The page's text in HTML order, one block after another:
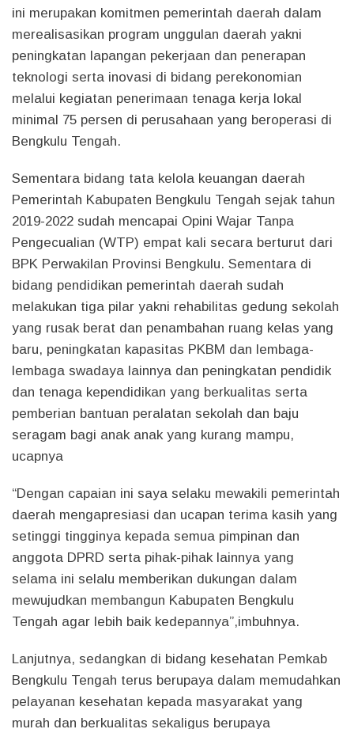
ini merupakan komitmen pemerintah daerah dalam
merealisasikan program unggulan daerah yakni
peningkatan lapangan pekerjaan dan penerapan
teknologi serta inovasi di bidang perekonomian
melalui kegiatan penerimaan tenaga kerja lokal
minimal 75 persen di perusahaan yang beroperasi di
Bengkulu Tengah.
Sementara bidang tata kelola keuangan daerah
Pemerintah Kabupaten Bengkulu Tengah sejak tahun
2019-2022 sudah mencapai Opini Wajar Tanpa
Pengecualian (WTP) empat kali secara berturut dari
BPK Perwakilan Provinsi Bengkulu. Sementara di
bidang pendidikan pemerintah daerah sudah
melakukan tiga pilar yakni rehabilitas gedung sekolah
yang rusak berat dan penambahan ruang kelas yang
baru, peningkatan kapasitas PKBM dan lembaga-
lembaga swadaya lainnya dan peningkatan pendidik
dan tenaga kependidikan yang berkualitas serta
pemberian bantuan peralatan sekolah dan baju
seragam bagi anak anak yang kurang mampu,
ucapnya
“Dengan capaian ini saya selaku mewakili pemerintah
daerah mengapresiasi dan ucapan terima kasih yang
setinggi tingginya kepada semua pimpinan dan
anggota DPRD serta pihak-pihak lainnya yang
selama ini selalu memberikan dukungan dalam
mewujudkan membangun Kabupaten Bengkulu
Tengah agar lebih baik kedepannya”,imbuhnya.
Lanjutnya, sedangkan di bidang kesehatan Pemkab
Bengkulu Tengah terus berupaya dalam memudahkan
pelayanan kesehatan kepada masyarakat yang
murah dan berkualitas sekaligus berupaya